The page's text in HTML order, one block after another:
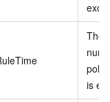
The
is